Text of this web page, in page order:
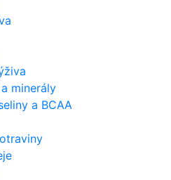
minerály
a BCAA